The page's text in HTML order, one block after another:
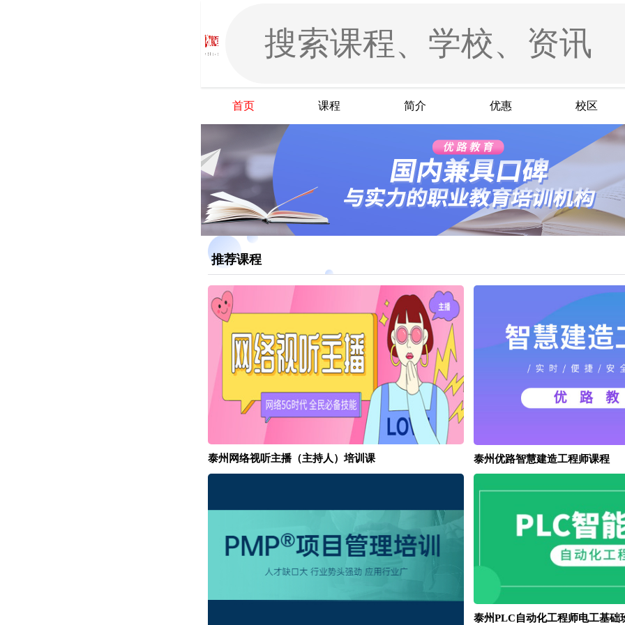
首页 课程 简介 优惠 校区
推荐课程
泰州网络视听主播（主持人）培训课 泰州优路智慧建造工程师课程
泰州PLC自动化工程师电工基础